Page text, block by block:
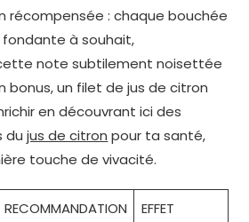
récompensée : chaque bouchée
à souhait,
note subtilement noisettée
bonus, un filet de jus de citron
en découvrant ici des
dujus de citron pour ta santé,
touche de vivacité.
RECOMMANDATION
EFFET